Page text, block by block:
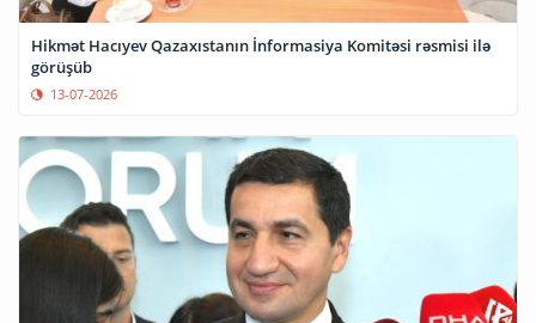
Hikmət Hacıyev Qazaxıstanın İnformasiya Komitəsi rəsmisi ilə
görüşüb
13-07-2026